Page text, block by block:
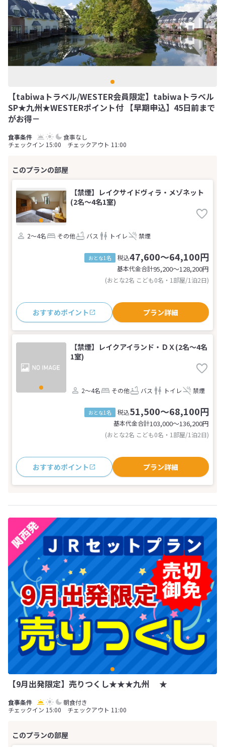
【tabiwaトラベル/WESTER会員限定】tabiwaトラベル
SP★九州★WESTERポイント付 【早期申込】45日前まで
がお得－
食事なし
チェックイン 15:00 チェックアウト 11:00
【禁煙】レイクサイドヴィラ・メゾネット
(2名～4名1室)
2～4名 その他 バス トイレ 禁煙
おとな1名 税込47,600～64,100円
基本代金合計95,200〜128,200円
(おとな2名 こども0名・1部屋/1泊2日)
おすすめポイント プラン詳細
【禁煙】レイクアイランド・ＤＸ(2名～4名
1室)
2～4名 その他 バス トイレ 禁煙
おとな1名 税込51,500～68,100円
基本代金合計103,000〜136,200円
(おとな2名 こども0名・1部屋/1泊2日)
おすすめポイント プラン詳細
【9月出発限定】売りつくし★★★九州 ★
朝食付き
チェックイン 15:00 チェックアウト 11:00